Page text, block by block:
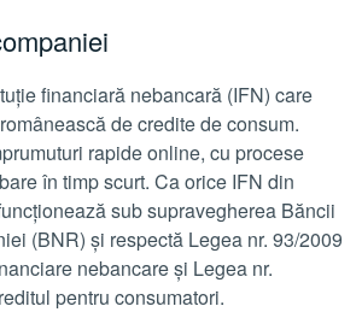
financiară nebancară (IFN) care
de credite de consum.
rapide online, cu procese
în timp scurt. Ca orice IFN din
sub supravegherea Băncii
(BNR) și respectă Legea nr. 93/2009
nebancare și Legea nr.
pentru consumatori.